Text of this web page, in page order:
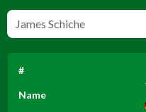
#
Name